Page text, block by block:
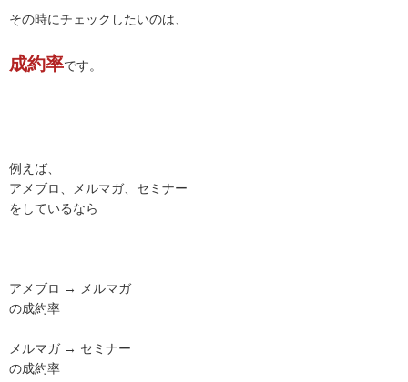
その時にチェックしたいのは、
成約率です。
例えば、
アメブロ、メルマガ、セミナー
をしているなら
アメブロ → メルマガ
の成約率
メルマガ → セミナー
の成約率